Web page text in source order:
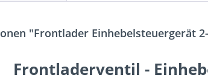
"Frontlader Einhebelsteuergerät
Frontladerventil -